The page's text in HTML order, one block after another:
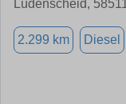
Lüdenscheid, 58511
2.299 km Diesel